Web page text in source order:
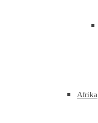
Afrika